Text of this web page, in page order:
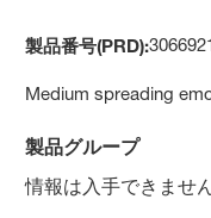
製品番号(PRD):
Medium spreading
製品グループ
情報は入手できませ